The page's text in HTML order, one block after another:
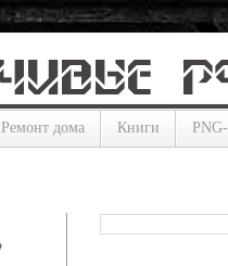
Ремонт дома Книги